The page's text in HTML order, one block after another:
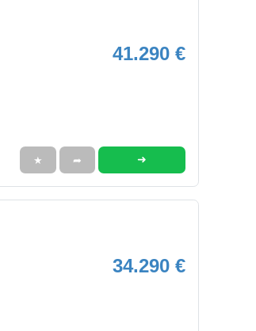
41.290 €
★ ➦ ➜
34.290 €